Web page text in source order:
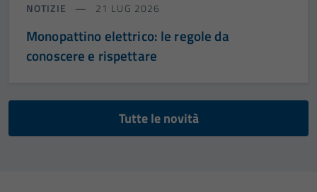
NOTIZIE 21 LUG 2026
Monopattino elettrico: le regole da
conoscere e rispettare
Tutte le novità